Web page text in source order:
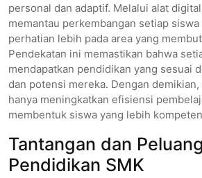
personal dan adaptif. Melalui alat
memantau perkembangan setiap
perhatian lebih pada area yang
Pendekatan ini memastikan bahwa
mendapatkan pendidikan yang sesuai
dan potensi mereka. Dengan
hanya meningkatkan efisiensi
membentuk siswa yang lebih
Tantangan dan
Pendidikan SMK